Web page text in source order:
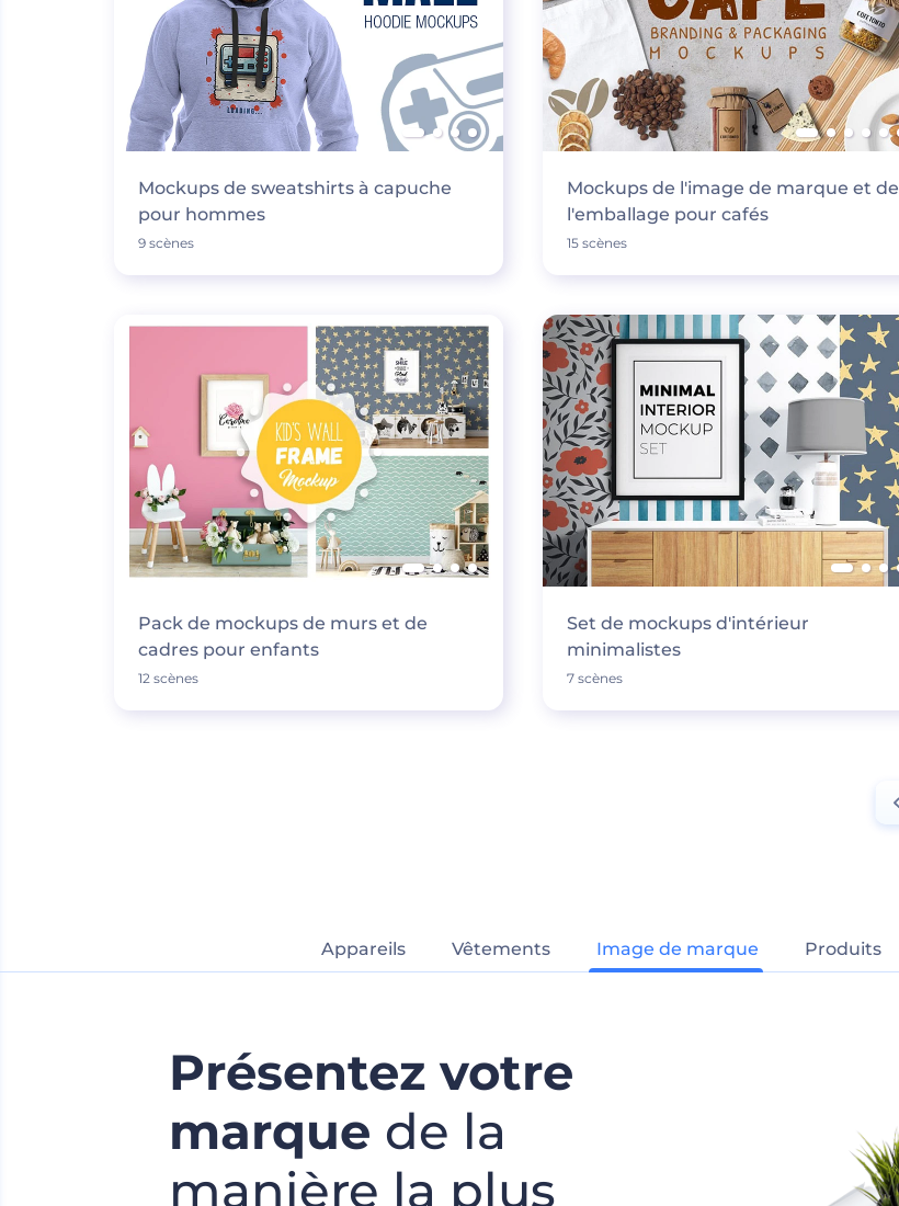
Mockups de sweatshirts à capuche
pour hommes
9 scènes
Mockups de l'image de marque et de
l'emballage pour cafés
15 scènes
Pack de mockups de murs et de
cadres pour enfants
12 scènes
Set de mockups d'intérieur
minimalistes
7 scènes
Appareils Vêtements Image de marque Produits
Présentez votre
marque de la
manière la plus